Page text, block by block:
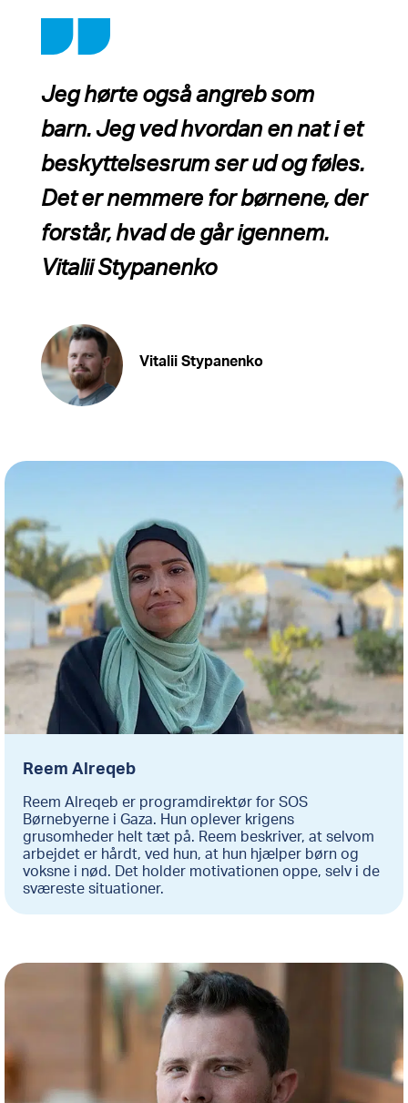
Jeg hørte også angreb som
barn. Jeg ved hvordan en nat i et
beskyttelsesrum ser ud og føles.
Det er nemmere for børnene, der
forstår, hvad de går igennem.
Vitalii Stypanenko
Vitalii Stypanenko
Reem Alreqeb
Reem Alreqeb er programdirektør for SOS
Børnebyerne i Gaza. Hun oplever krigens
grusomheder helt tæt på. Reem beskriver, at selvom
arbejdet er hårdt, ved hun, at hun hjælper børn og
voksne i nød. Det holder motivationen oppe, selv i de
sværeste situationer.